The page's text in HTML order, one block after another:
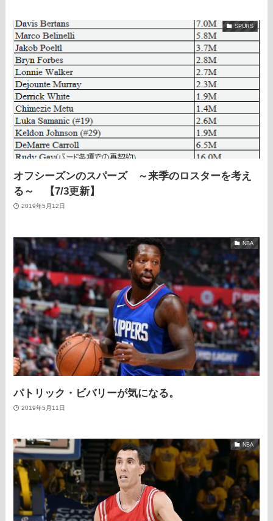
SPURS
オフシーズンのスパーズ ～来季のロスターを考え
る～ 【7/3更新】
2019年5月12日
NBA
パトリック・ビバリーが気になる。
2019年5月11日
NBA